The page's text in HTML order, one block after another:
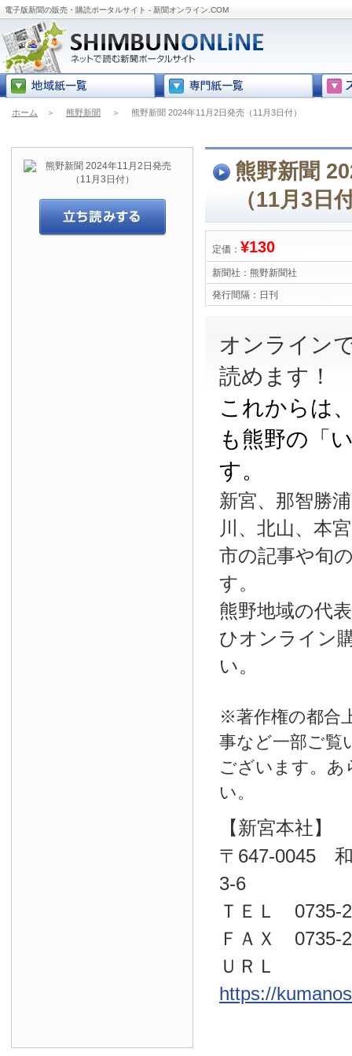
電子版新聞の販売・購読ポータルサイト - 新聞オンライン.COM
ホーム ＞ 熊野新聞 ＞ 熊野新聞 2024年11月2日発売（11月3日付）
熊野新聞
（11月3日
定価： ¥130
新聞社： 熊野新聞社
発行間隔： 日刊
オンライン
読めます！
これからは
も熊野の「
す。
新宮、那智勝
川、北山、本
市の記事や旬
す。
熊野地域の代
ひオンライン
い。
※著作権の都合
事など一部ご覧
ございます。あ
い。
【新宮本社】
〒647-0045
3-6
ＴＥＬ 0735-
ＦＡＸ 0735-
ＵＲＬ
https://